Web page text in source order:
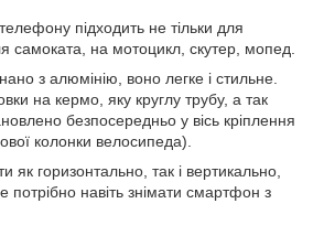
підходить не тільки для
самоката, на мотоцикл, скутер, мопед.
з алюмінію, воно легке і стильне.
на кермо, яку круглу трубу, а так
безпосередньо у вісь кріплення
колонки велосипеда).
як горизонтально, так і вертикально,
потрібно навіть знімати смартфон з